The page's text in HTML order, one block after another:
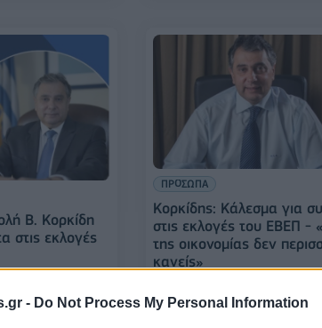
- Do Not Process My Personal Information
Β. Κορκίδη
στις εκλογές
ΠΡΟΣΩΠΑ
Κορκίδης: Κάλεσμα για
στις εκλογές του ΕΒΕΠ -
της οικονομίας δεν
κανείς»
25/09/2024 - 10:39